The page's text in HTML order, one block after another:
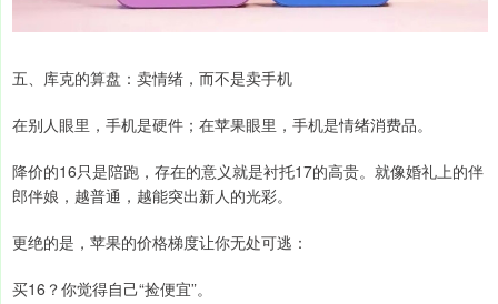
五、库克的算盘：卖情绪，而不是卖手机
在别人眼里，手机是硬件；在苹果眼里，手机是情绪消费品。
降价的16只是陪跑，存在的意义就是衬托17的高贵。就像婚礼上的伴
郎伴娘，越普通，越能突出新人的光彩。
更绝的是，苹果的价格梯度让你无处可逃：
买16？你觉得自己“捡便宜”。